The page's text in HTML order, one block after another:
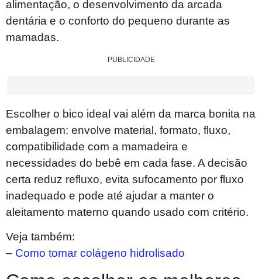
alimentação, o desenvolvimento da arcada
dentária e o conforto do pequeno durante as
mamadas.
PUBLICIDADE
Escolher o bico ideal vai além da marca bonita na
embalagem: envolve material, formato, fluxo,
compatibilidade com a mamadeira e
necessidades do bebê em cada fase. A decisão
certa reduz refluxo, evita sufocamento por fluxo
inadequado e pode até ajudar a manter o
aleitamento materno quando usado com critério.
Veja também:
– Como tomar colágeno hidrolisado